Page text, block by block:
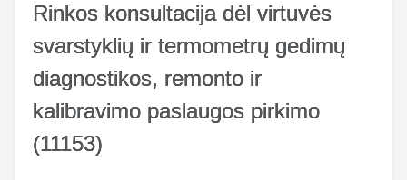
Rinkos konsultacija dėl virtuvės
svarstyklių ir termometrų gedimų
diagnostikos, remonto ir
kalibravimo paslaugos pirkimo
(11153)